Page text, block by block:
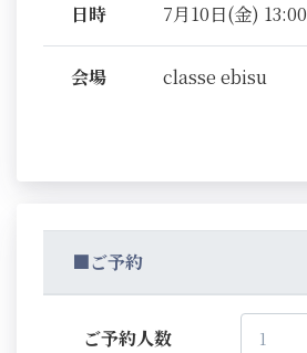
日時 7月10日(金) 13:00
会場 classe ebisu
■ご予約
ご予約人数